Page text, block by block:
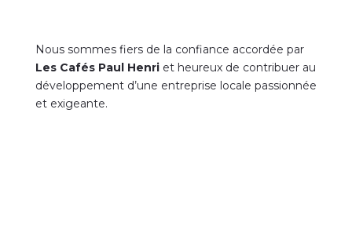
Nous sommes fiers de la confiance accordée par
Les Cafés Paul Henriet heureux de contribuer au
développement d’une entreprise locale passionnée
et exigeante.